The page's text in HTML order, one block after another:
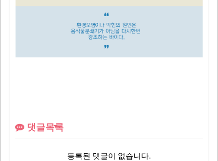
댓글목록
등록된 댓글이 없습니다.